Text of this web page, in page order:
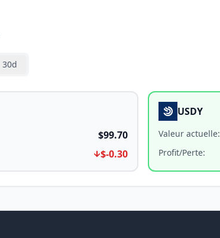
30d
$99.70
$-0.30
USDY
Valeur actuelle:
Profit/Perte: